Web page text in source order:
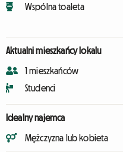
Wspólna toaleta
Aktualni mieszkańcy lokalu
1 mieszkańców
Studenci
Idealny najemca
Mężczyzna lub kobieta